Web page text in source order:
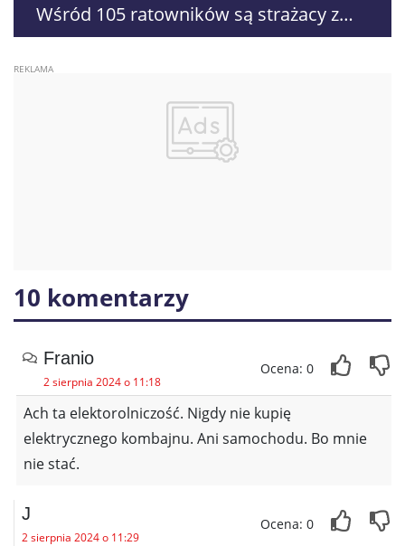
Wśród 105 ratowników są strażacy z
Lublina
10 komentarzy
Franio
2 sierpnia 2024 o 11:18
Ocena: 0
Ach ta elektorolniczość. Nigdy nie kupię
elektrycznego kombajnu. Ani samochodu. Bo mnie
nie stać.
J
2 sierpnia 2024 o 11:29
Ocena: 0